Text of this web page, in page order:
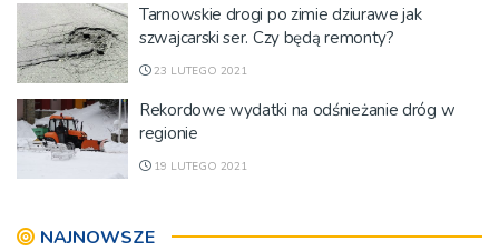
Tarnowskie drogi po zimie dziurawe jak
szwajcarski ser. Czy będą remonty?
23 LUTEGO 2021
Rekordowe wydatki na odśnieżanie dróg w
regionie
19 LUTEGO 2021
NAJNOWSZE